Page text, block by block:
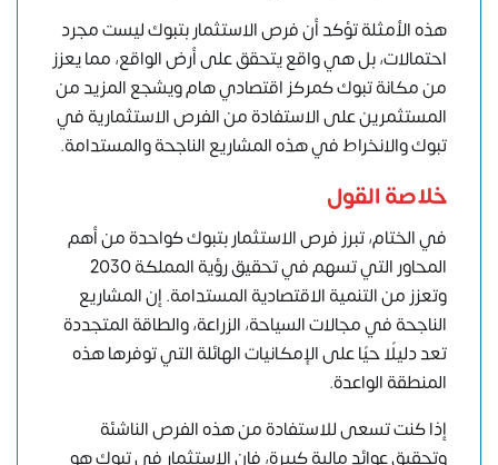
هذه الأمثلة تؤكد أن فرص الاستثمار بتبوك ليست مجرد
احتمالات، بل هي واقع يتحقق على أرض الواقع، مما يعزز
من مكانة تبوك كمركز اقتصادي هام ويشجع المزيد من
المستثمرين على الاستفادة من الفرص الاستثمارية في
تبوك والانخراط في هذه المشاريع الناجحة والمستدامة.
خلاصة القول
في الختام، تبرز فرص الاستثمار بتبوك كواحدة من أهم
المحاور التي تسهم في تحقيقرؤية المملكة 2030
وتعزز من التنمية الاقتصادية المستدامة. إن المشاريع
الناجحة في مجالات السياحة، الزراعة، والطاقة المتجددة
تعد دليلًا حيًا على الإمكانيات الهائلة التي توفرها هذه
المنطقة الواعدة.
إذا كنت تسعى للاستفادة من هذه الفرص الناشئة
وتحقيق عوائد مالية كبيرة، فإن الاستثمار في تبوك هو